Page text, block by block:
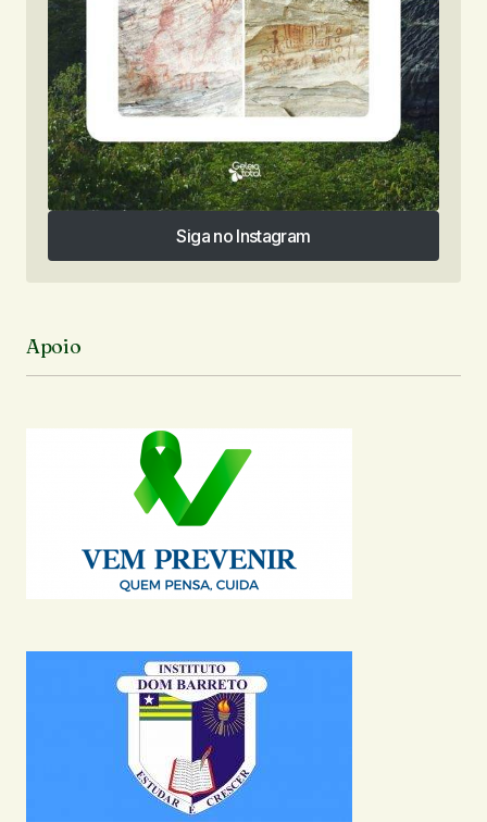
Siga no Instagram
Siga no Instagram
Apoio